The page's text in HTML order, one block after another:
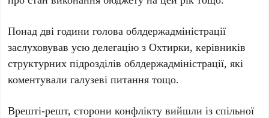
Понад дві години голова облдержадміністрації
заслуховував усю делегацію з Охтирки, керівників
структурних підрозділів облдержадміністрації, які
коментували галузеві питання тощо.
Врешті-решт, сторони конфлікту вийшли із спільної